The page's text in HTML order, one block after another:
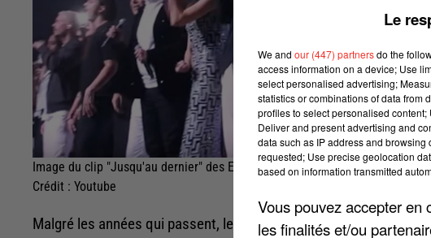
Image du clip "Jusqu'au dernier" des Enfoirés
Crédit : Youtube
Malgré les années qui passent, les Restos du Coeur sont
Le
We and our (447) partnersdo the
access information on a device; Use
select personalised advertising;
statistics or combinations of data from
profiles to select personalised
Deliver and present advertising and
data such as IP address and
requested; Use precise geolocation
based on information transmitted
Vous pouvez accepter en
les finalités et/ou